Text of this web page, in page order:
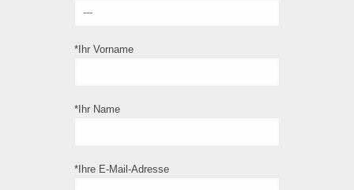
*Ihr Vorname
*Ihr Name
*Ihre E-Mail-Adresse